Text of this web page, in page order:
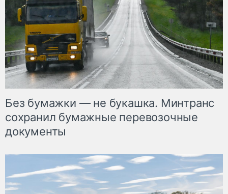
Без бумажки — не букашка. Минтранс
сохранил бумажные перевозочные
документы